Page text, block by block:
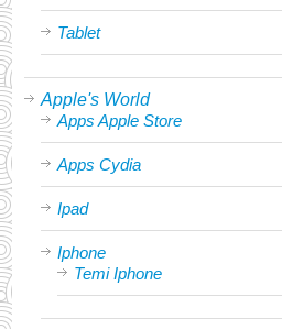
Tablet
Apple's World
Apps Apple Store
Apps Cydia
Ipad
Iphone
Temi Iphone